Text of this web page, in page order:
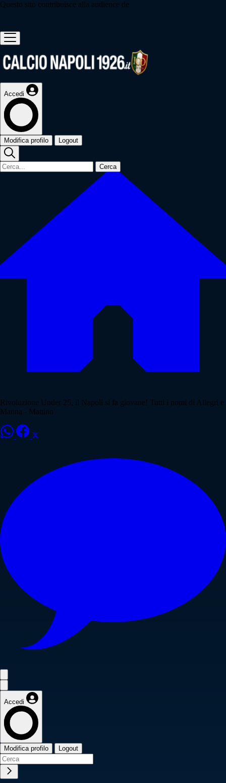
Questo sito contribuisce alla audience de
Accedi
Modifica profilo Logout
Cerca
Rivoluzione Under 25, il Napoli si fa giovane! Tutti i nomi di Allegri e
Manna - Mattino
Accedi
Modifica profilo Logout